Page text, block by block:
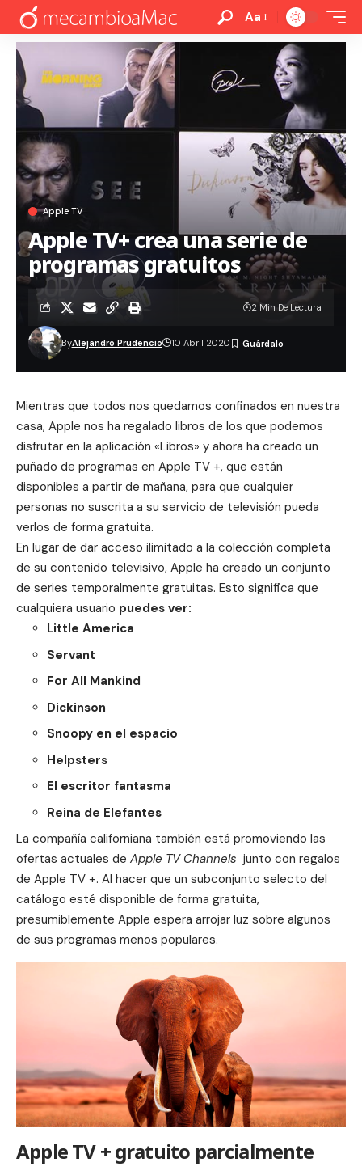
Aa
Apple TV
Apple TV+ crea una serie de
programas gratuitos
ByAlejandro Prudencio 10 Abril 2020
2 Min De Lectura
Mientras que todos nos quedamos confinados en nuestra
casa, Apple nos ha regalado libros de los que podemos
disfrutar en la aplicación «Libros» y ahora ha creado un
puñado de programas en Apple TV +, que están
disponibles a partir de mañana, para que cualquier
personas no suscrita a su servicio de televisión pueda
verlos de forma gratuita.
En lugar de dar acceso ilimitado a la colección completa
de su contenido televisivo, Apple ha creado un conjunto
de series temporalmente gratuitas. Esto significa que
cualquiera usuario puedes ver:
Little America
Servant
For All Mankind
Dickinson
Snoopy en el espacio
Helpsters
El escritor fantasma
Reina de Elefantes
La compañía californiana también está promoviendo las
ofertas actuales de Apple TV Channels junto con regalos
de Apple TV +. Al hacer que un subconjunto selecto del
catálogo esté disponible de forma gratuita,
presumiblemente Apple espera arrojar luz sobre algunos
de sus programas menos populares.
Apple TV + gratuito parcialmente